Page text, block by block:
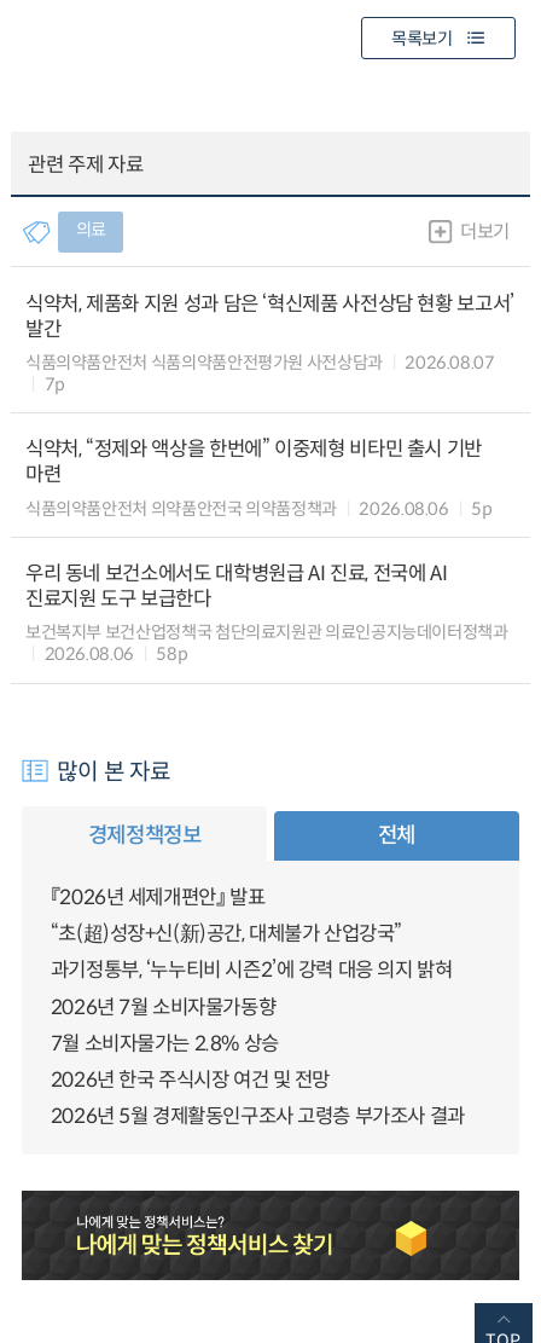
목록보기
관련 주제 자료
의료 더보기
식약처, 제품화 지원 성과 담은 ‘혁신제품 사전상담 현황 보고서’
발간
식품의약품안전처 식품의약품안전평가원 사전상담과
2026.08.07
7p
식약처, “정제와 액상을 한번에” 이중제형 비타민 출시 기반
마련
식품의약품안전처 의약품안전국 의약품정책과 2026.08.06 5p
우리 동네 보건소에서도 대학병원급 AI 진료, 전국에 AI
진료지원 도구 보급한다
보건복지부 보건산업정책국 첨단의료지원관 의료인공지능데이터정책과
2026.08.06
58p
많이 본 자료
경제정책정보 전체
『2026년 세제개편안』 발표
“초(超)성장+신(新)공간, 대체불가 산업강국”
과기정통부, ‘누누티비 시즌2’에 강력 대응 의지 밝혀
2026년 7월 소비자물가동향
7월 소비자물가는 2.8% 상승
2026년 한국 주식시장 여건 및 전망
2026년 5월 경제활동인구조사 고령층 부가조사 결과